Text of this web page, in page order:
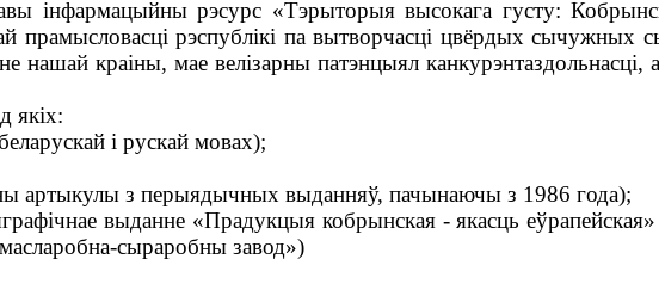
інфармацыйны рэсурс «Тэрыторыя высокага густу:
рэспублікі па вытворчасці цвёрдых сычужных
нашай краіны, мае велізарны патэнцыял
якіх:
і рускай мовах);
артыкулы з перыядычных выданняў, пачынаючы з 1986 года);
выданне «Прадукцыя кобрынская - якасць
сыраробны завод»)